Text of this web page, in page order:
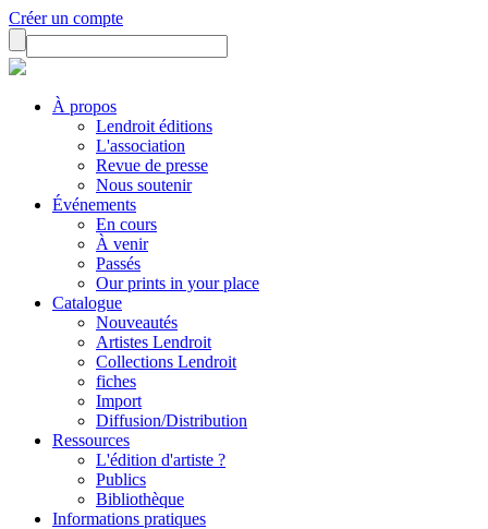
Créer un compte
À propos
Lendroit éditions
L'association
Revue de presse
Nous soutenir
Événements
En cours
À venir
Passés
Our prints in your place
Catalogue
Nouveautés
Artistes Lendroit
Collections Lendroit
fiches
Import
Diffusion/Distribution
Ressources
L'édition d'artiste ?
Publics
Bibliothèque
Informations pratiques